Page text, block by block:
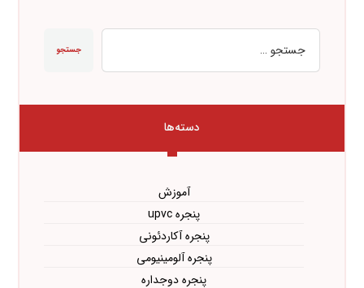
جستجو
دسته‌ها
آموزش
پنجره upvc
پنجره آکاردئونی
پنجره آلومینیومی
پنجره دوجداره